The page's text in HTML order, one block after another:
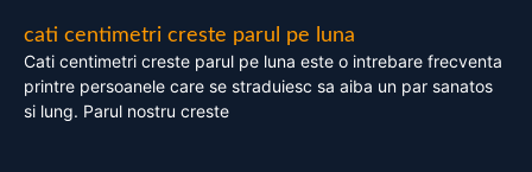
cati centimetri creste parul pe luna
Cati centimetri creste parul pe luna este o intrebare frecventa
printre persoanele care se straduiesc sa aiba un par sanatos
si lung. Parul nostru creste